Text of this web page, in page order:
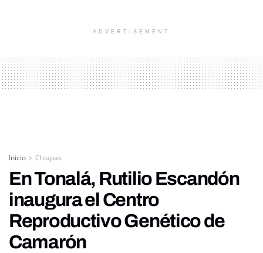
ADVERTISEMENT
Inicio Chiapas
En Tonalá, Rutilio Escandón
inaugura el Centro
Reproductivo Genético de
Camarón